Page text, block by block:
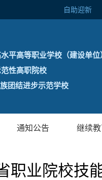
自助迎新
平高等职业学校（建设单位
性高职院校
四
团结进步示范学校
通知公告 继续
职业院校技